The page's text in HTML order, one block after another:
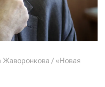
/ «Новая